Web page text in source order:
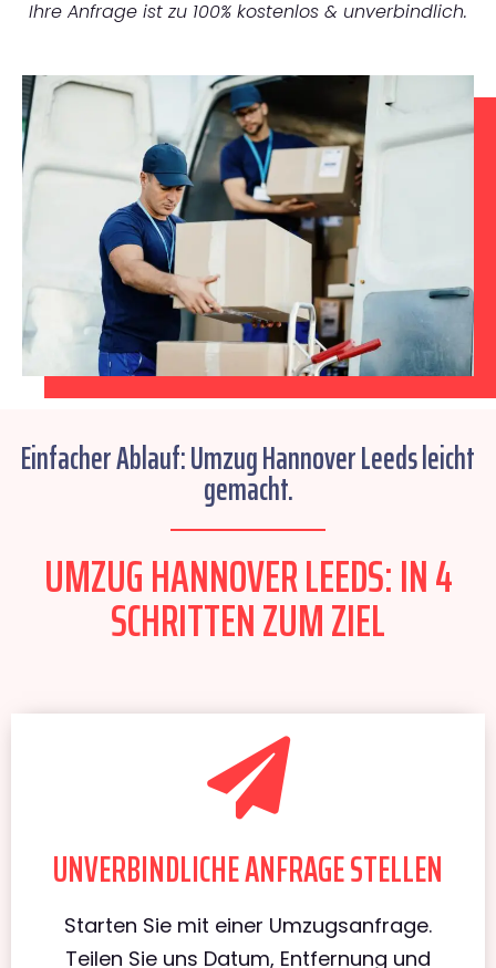
Ihre Anfrage ist zu 100% kostenlos & unverbindlich.
Einfacher Ablauf: Umzug Hannover Leeds leicht
gemacht.
UMZUG HANNOVER LEEDS: IN 4
SCHRITTEN ZUM ZIEL
UNVERBINDLICHE ANFRAGE STELLEN
Starten Sie mit einer Umzugsanfrage.
Teilen Sie uns Datum, Entfernung und